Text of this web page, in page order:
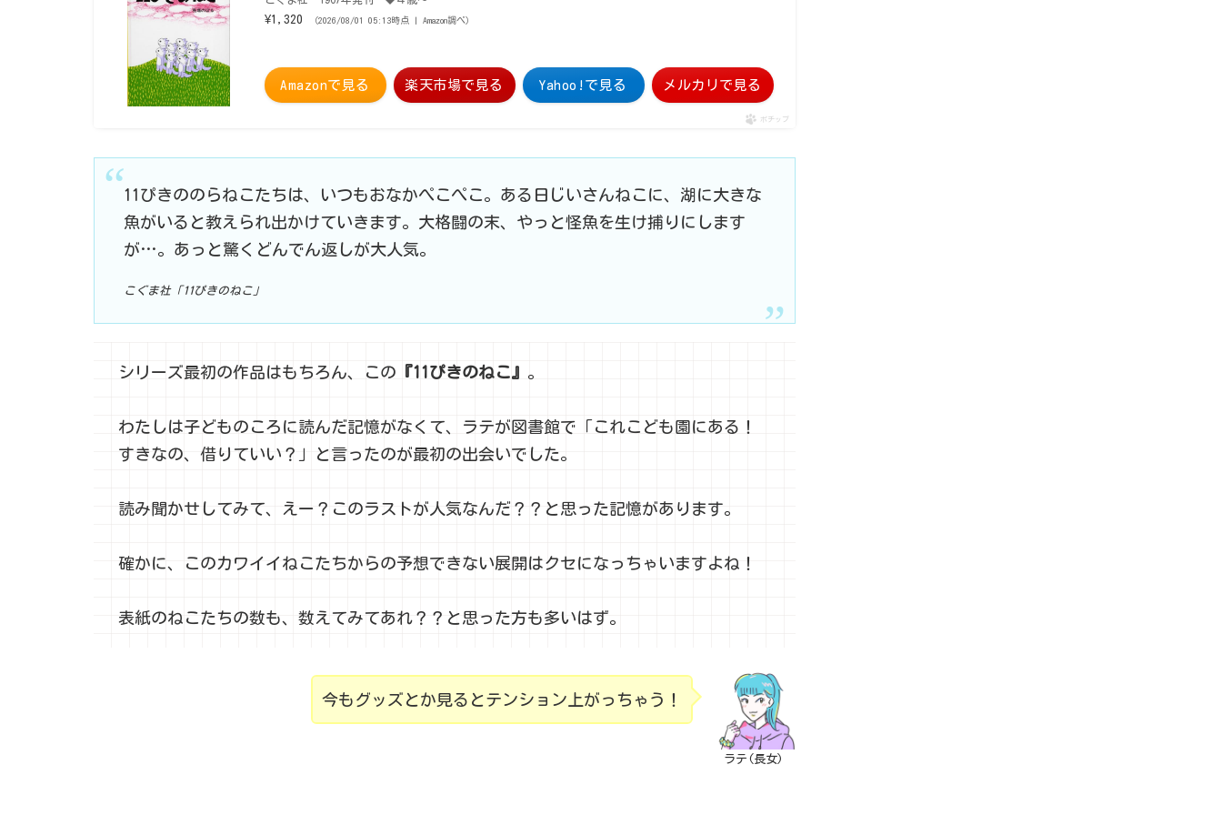
¥1,320 （2026/08/01 05:13時点 | Amazon調べ）
Amazonで見る 楽天市場で見る Yahoo!で見る メルカリで見る
ポチップ
11ぴきののらねこたちは、いつもおなかぺこぺこ。ある日じいさんねこに、湖に大きな
魚がいると教えられ出かけていきます。大格闘の末、やっと怪魚を生け捕りにします
が…。あっと驚くどんでん返しが大人気。
こぐま社「11ぴきのねこ」
シリーズ最初の作品はもちろん、この 『11ぴきのねこ』 。
わたしは子どものころに読んだ記憶がなくて、ラテが図書館で「これこども園にある！
すきなの、借りていい？」と言ったのが最初の出会いでした。
読み聞かせしてみて、えー？このラストが人気なんだ？？と思った記憶があります。
確かに、このカワイイねこたちからの予想できない展開はクセになっちゃいますよね！
表紙のねこたちの数も、数えてみてあれ？？と思った方も多いはず。
ラテ(長女)
今もグッズとか見るとテンション上がっちゃう！